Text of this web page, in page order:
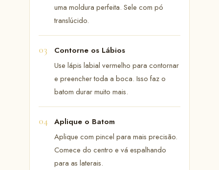
uma moldura perfeita. Sele com pó
translúcido.
Contorne os Lábios
Use lápis labial vermelho para contornar
e preencher toda a boca. Isso faz o
batom durar muito mais.
Aplique o Batom
Aplique com pincel para mais precisão.
Comece do centro e vá espalhando
para as laterais.